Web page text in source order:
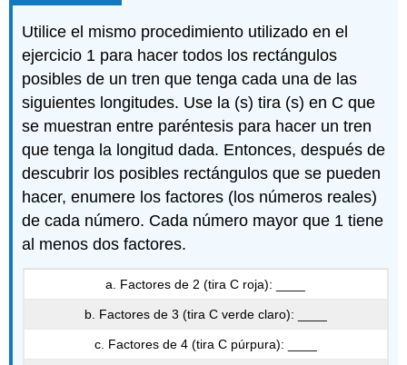
Utilice el mismo procedimiento utilizado en el
ejercicio 1 para hacer todos los rectángulos
posibles de un tren que tenga cada una de las
siguientes longitudes. Use la (s) tira (s) en C que
se muestran entre paréntesis para hacer un tren
que tenga la longitud dada. Entonces, después de
descubrir los posibles rectángulos que se pueden
hacer, enumere los factores (los números reales)
de cada número. Cada número mayor que 1 tiene
al menos dos factores.
a. Factores de 2 (tira C roja): ____
b. Factores de 3 (tira C verde claro): ____
c. Factores de 4 (tira C púrpura): ____